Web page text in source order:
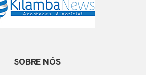
SOBRE NÓS